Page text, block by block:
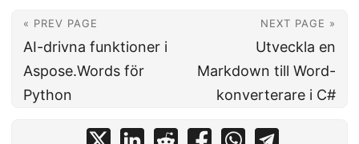
« PREV PAGE
AI-drivna funktioner i
Aspose.Words för
Python
NEXT PAGE »
Utveckla en
Markdown till Word-
konverterare i C#